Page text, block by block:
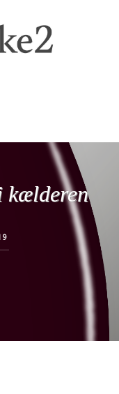
kælderen